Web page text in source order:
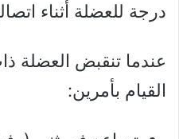
درجة للعضلة أثناء
عندما تنقبض العضلة
القيام بأمرين: